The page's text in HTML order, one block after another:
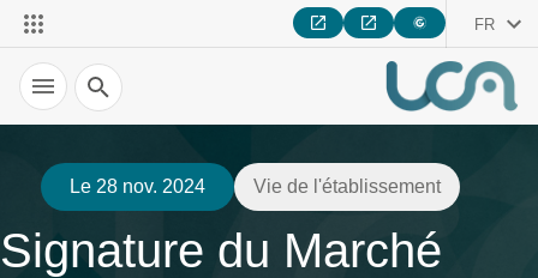
FR
Recherche
Le 28 nov. 2024 Vie de l'établissement
Signature du Marché